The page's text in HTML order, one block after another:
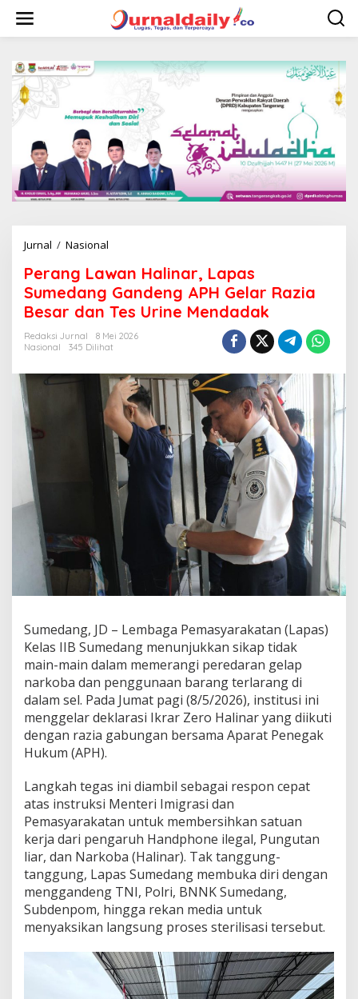
w
Jurnal / Nasional
r
a
n
g
a
a
n
a
l
r
L
a
e
d
a
g
G
a
n
g
A
P
H
G
e
l
a
r
a
z
i
a
Perang Lawan Halinar, Lapas
Sumedang Gandeng APH Gelar Razia
Besar dan Tes Urine Mendadak
Redaksi Jurnal
8 Mei 2026
Nasional
345 Dilihat
Sumedang, JD – Lembaga Pemasyarakatan (Lapas)
Kelas IIB Sumedang menunjukkan sikap tidak
main-main dalam memerangi peredaran gelap
narkoba dan penggunaan barang terlarang di
dalam sel. Pada Jumat pagi (8/5/2026), institusi ini
menggelar deklarasi Ikrar Zero Halinar yang diikuti
dengan razia gabungan bersama Aparat Penegak
Hukum (APH).
Langkah tegas ini diambil sebagai respon cepat
atas instruksi Menteri Imigrasi dan
Pemasyarakatan untuk membersihkan satuan
kerja dari pengaruh Handphone ilegal, Pungutan
liar, dan Narkoba (Halinar). Tak tanggung-
tanggung, Lapas Sumedang membuka diri dengan
menggandeng TNI, Polri, BNNK Sumedang,
Subdenpom, hingga rekan media untuk
menyaksikan langsung proses sterilisasi tersebut.